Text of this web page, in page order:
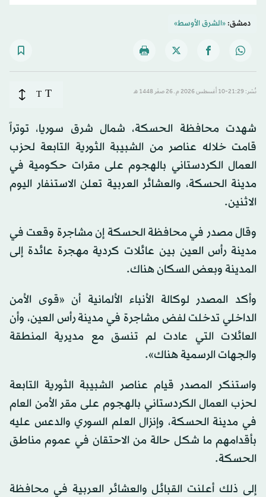
دمشق:«الشرق الأوسط»
نُشر: 21:29-10 أغسطس 2026 م ـ 26 صفَر 1448 هـ T
T
شهدت محافظة الحسكة، شمال شرق سوريا، توتراً
قامت خلاله عناصر من الشبيبة الثورية التابعة لحزب
العمال الكردستاني بالهجوم على مقرات حكومية في
مدينة الحسكة، والعشائر العربية تعلن الاستنفار اليوم
الاثنين.
وقال مصدر في محافظة الحسكة إن مشاجرة وقعت في
مدينة رأس العين بين عائلات كردية مهجرة عائدة إلى
المدينة وبعض السكان هناك.
وأكد المصدر لوكالة الأنباء الألمانية أن «قوى الأمن
الداخلي تدخلت لفض مشاجرة في مدينة رأس العين، وأن
العائلات التي عادت لم تنسق مع مديرية المنطقة
والجهات الرسمية هناك».
واستنكر المصدر قيام عناصر الشبيبة الثورية التابعة
لحزب العمال الكردستاني بالهجوم على مقر الأمن العام
في مدينة الحسكة، وإنزال العلم السوري والدعس عليه
بأقدامهم ما شكل حالة من الاحتقان في عموم مناطق
الحسكة.
إلى ذلك أعلنت القبائل والعشائر العربية في محافظة